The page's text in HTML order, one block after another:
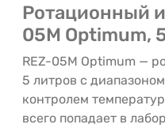
Ротационный
05M Optimum,
REZ-05M Optimum —
5 литров с
контролем
всего попадает в